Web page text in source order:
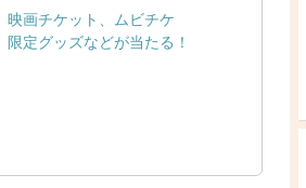
映画チケット、ムビチケ
限定グッズなどが当たる！